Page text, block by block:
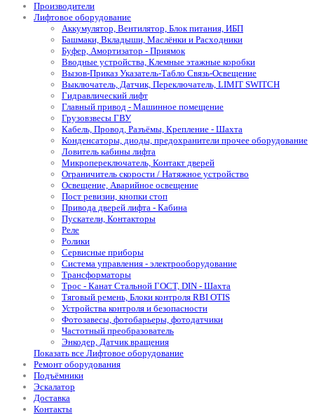
Производители
Лифтовое оборудование
Аккумулятор, Вентилятор, Блок питания, ИБП
Башмаки, Вкладыши, Маслёнки и Расходники
Буфер, Амортизатор - Приямок
Вводные устройства, Клемные этажные коробки
Вызов-Приказ Указатель-Табло Связь-Освещение
Выключатель, Датчик, Переключатель, LIMIT SWITCH
Гидравлический лифт
Главный привод - Машинное помещение
Грузовзвесы ГВУ
Кабель, Провод, Разъёмы, Крепление - Шахта
Конденсаторы, диоды, предохранители прочее оборудование
Ловитель кабины лифта
Микропереключатель, Контакт дверей
Ограничитель скорости / Натяжное устройство
Освещение, Аварийное освещение
Пост ревизии, кнопки стоп
Привода дверей лифта - Кабина
Пускатели, Контакторы
Реле
Ролики
Сервисные приборы
Система управления - электрооборудование
Трансформаторы
Трос - Канат Стальной ГОСТ, DIN - Шахта
Тяговый ремень, Блоки контроля RBI OTIS
Устройства контроля и безопасности
Фотозавесы, фотобарьеры, фотодатчики
Частотный преобразователь
Энкодер, Датчик вращения
Показать все Лифтовое оборудование
Ремонт оборудования
Подъёмники
Эскалатор
Доставка
Контакты